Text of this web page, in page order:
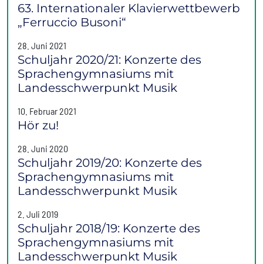
63. Internationaler Klavierwettbewerb
„Ferruccio Busoni“
28. Juni 2021
Schuljahr 2020/21: Konzerte des
Sprachengymnasiums mit
Landesschwerpunkt Musik
10. Februar 2021
Hör zu!
28. Juni 2020
Schuljahr 2019/20: Konzerte des
Sprachengymnasiums mit
Landesschwerpunkt Musik
2. Juli 2019
Schuljahr 2018/19: Konzerte des
Sprachengymnasiums mit
Landesschwerpunkt Musik